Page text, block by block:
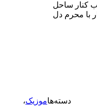
کنار ساحل
با محرم دل
دسته‌هاموزیک،